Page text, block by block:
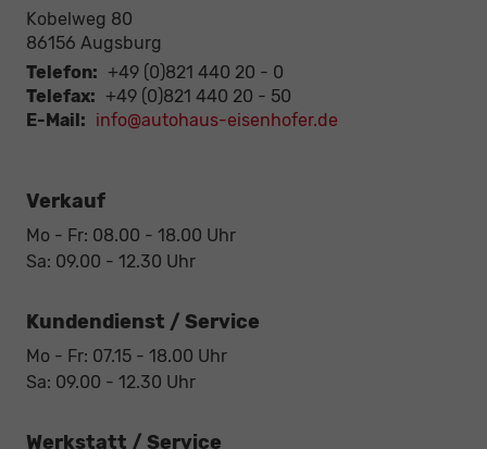
Kobelweg 80
86156 Augsburg
Telefon: +49 (0)821 440 20 - 0
Telefax: +49 (0)821 440 20 - 50
E-Mail: info@autohaus-eisenhofer.de
Verkauf
Mo - Fr: 08.00 - 18.00 Uhr
Sa: 09.00 - 12.30 Uhr
Kundendienst / Service
Mo - Fr: 07.15 - 18.00 Uhr
Sa: 09.00 - 12.30 Uhr
Werkstatt / Service